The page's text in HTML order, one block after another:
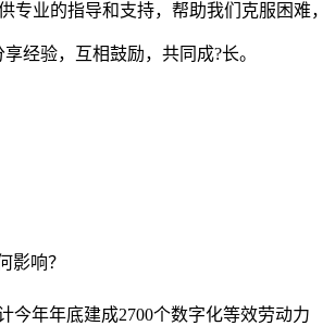
业的指导和支持，帮助我们克服困难
经验，互相鼓励，共同成?长。
影响？
今年年底建成2700个数字化等效劳动力